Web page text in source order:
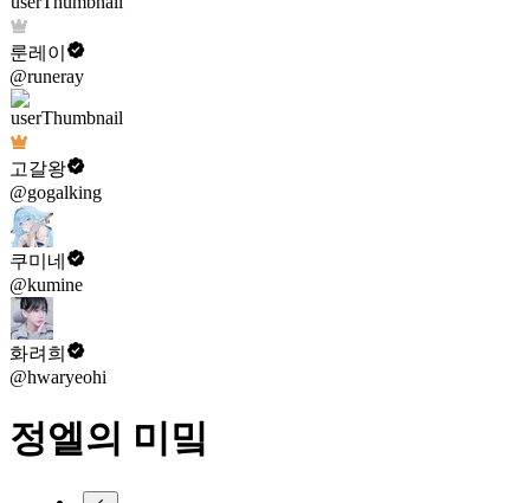
룬레이
@runeray
고갈왕
@gogalking
쿠미네
@kumine
화려희
@hwaryeohi
정엘의 미밐